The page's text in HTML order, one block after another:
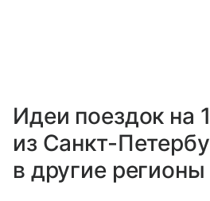
Идеи поездок на
из Санкт-
в другие регионы